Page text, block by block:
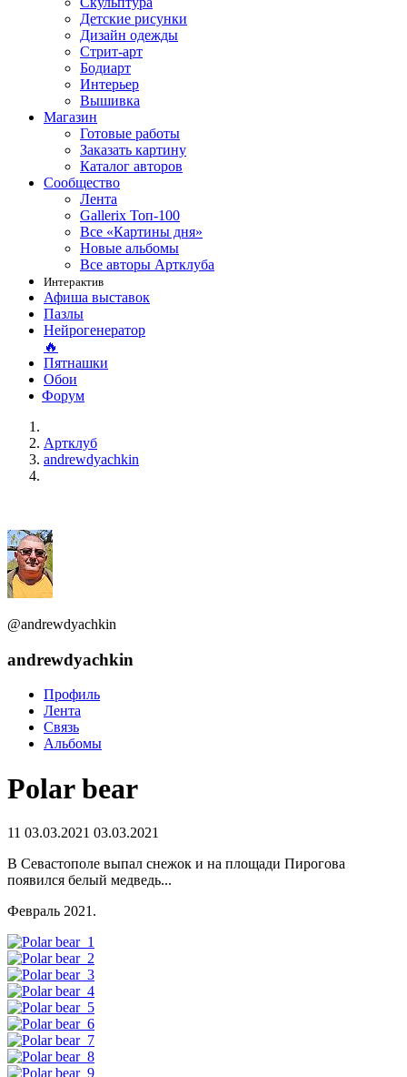
Детские рисунки
Дизайн одежды
Стрит-арт
Бодиарт
Интерьер
Вышивка
Магазин
Готовые работы
Заказать картину
Каталог авторов
Сообщество
Лента
Gallerix Топ-100
Все «Картины дня»
Новые альбомы
Все авторы Артклуба
Интерактив
Афиша выставок
Пазлы
Нейрогенератор
🔥
Пятнашки
Обои
Форум
Артклуб
andrewdyachkin
@andrewdyachkin
andrewdyachkin
Профиль
Лента
Связь
Альбомы
Polar bear
11 03.03.2021 03.03.2021
В Севастополе выпал снежок и на площади Пирогова
появился белый медведь...
Февраль 2021.